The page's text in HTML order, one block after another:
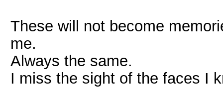
These will not become
me.
Always the same.
I miss the sight of the faces I